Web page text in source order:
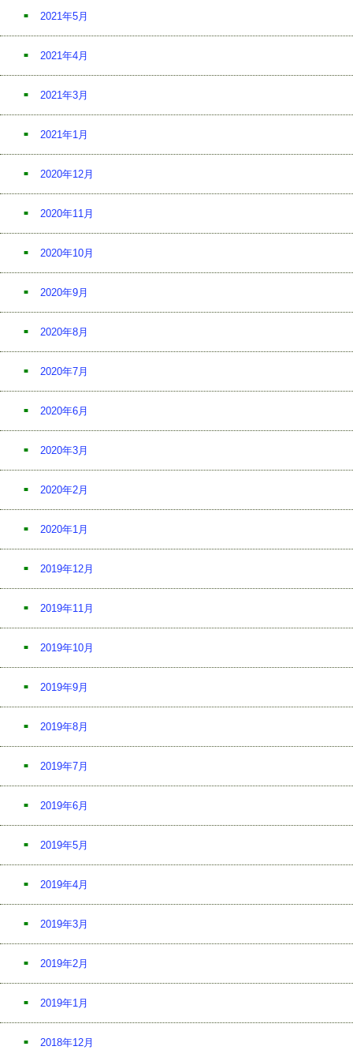
2021年5月
2021年4月
2021年3月
2021年1月
2020年12月
2020年11月
2020年10月
2020年9月
2020年8月
2020年7月
2020年6月
2020年3月
2020年2月
2020年1月
2019年12月
2019年11月
2019年10月
2019年9月
2019年8月
2019年7月
2019年6月
2019年5月
2019年4月
2019年3月
2019年2月
2019年1月
2018年12月